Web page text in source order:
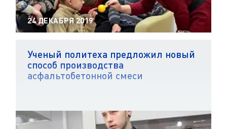
24 ДЕКАБРЯ 2019
Ученый политеха предложил новый
способ производства
асфальтобетонной смеси